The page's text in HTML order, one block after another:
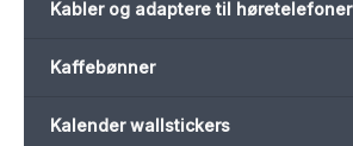
Kabler og adaptere til høretelefoner
Kaffebønner
Kalender wallstickers